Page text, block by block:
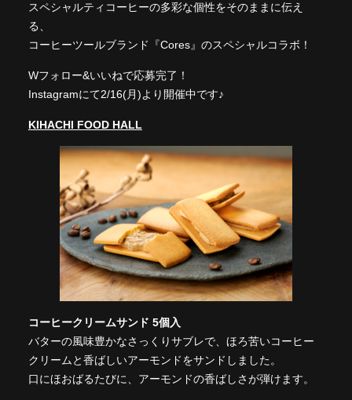
スペシャルティコーヒーの多彩な個性をそのままに伝え
る、
コーヒーツールブランド『Cores』のスペシャルコラボ！
Wフォロー&いいねで応募完了！
Instagramにて2/16(月)より開催中です♪
KIHACHI FOOD HALL
コーヒークリームサンド 5個入
バターの風味豊かなさっくりサブレで、ほろ苦いコーヒー
クリームと香ばしいアーモンドをサンドしました。
口にほおばるたびに、アーモンドの香ばしさが弾けます。